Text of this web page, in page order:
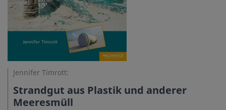
Jennifer Timrott:
Strandgut aus Plastik und anderer
Meeresmüll